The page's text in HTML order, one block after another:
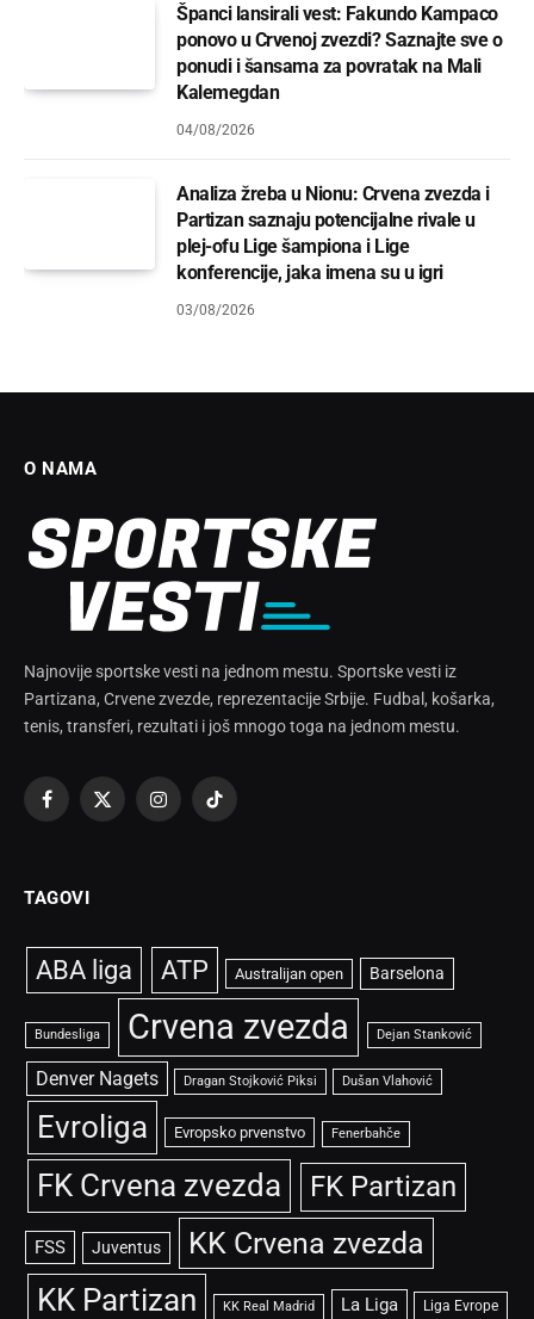
Španci lansirali vest: Fakundo Kampaco
ponovo u Crvenoj zvezdi? Saznajte sve o
ponudi i šansama za povratak na Mali
Kalemegdan
04/08/2026
Analiza žreba u Nionu: Crvena zvezda i
Partizan saznaju potencijalne rivale u
plej-ofu Lige šampiona i Lige
konferencije, jaka imena su u igri
03/08/2026
O NAMA
Najnovije sportske vesti na jednom mestu. Sportske vesti iz
Partizana, Crvene zvezde, reprezentacije Srbije. Fudbal, košarka,
tenis, transferi, rezultati i još mnogo toga na jednom mestu.
Facebook
X
InstagramTikTok
TAGOVI
ABA liga ATP Australijan open Barselona
Bundesliga Crvena zvezda Dejan Stanković
Denver Nagets Dragan Stojković Piksi Dušan Vlahović
Evroliga Evropsko prvenstvo Fenerbahče
FK Crvena zvezda FK Partizan
FSS Juventus KK Crvena zvezda
KK Partizan KK Real Madrid La Liga Liga Evrope